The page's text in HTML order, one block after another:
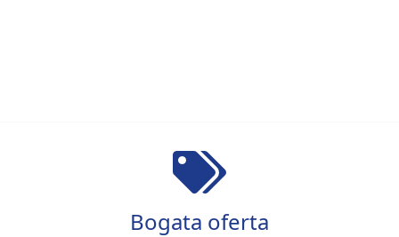
Bogata oferta